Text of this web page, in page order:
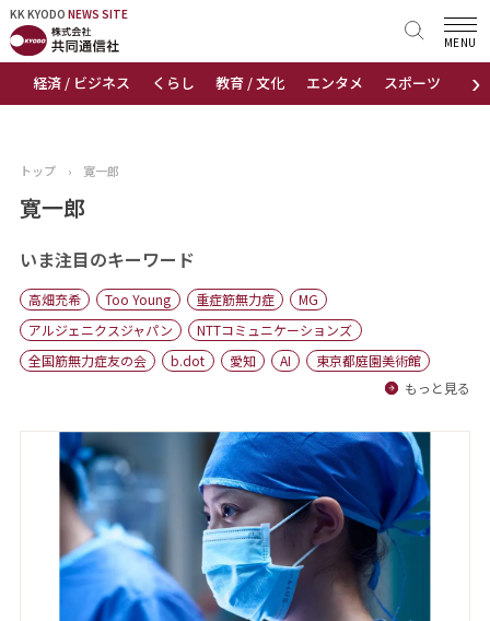
KK KYODO NEWS SITE
›
経済 / ビジネス くらし 教育 / 文化 エンタメ スポーツ 地域
MENU
KK KYODONEWS SITE
トップページ
ニュース
おすすめコンテンツ
出版物
会社概要
トップ › 寛一郎
寛一郎
いま注目のキーワード
高畑充希 Too Young 重症筋無力症
MG
アルジェニクスジャパン
NTTコミュニケーションズ
全国筋無力症友の会
b.dot 愛知 AI
東京都庭園美術館
もっと見る